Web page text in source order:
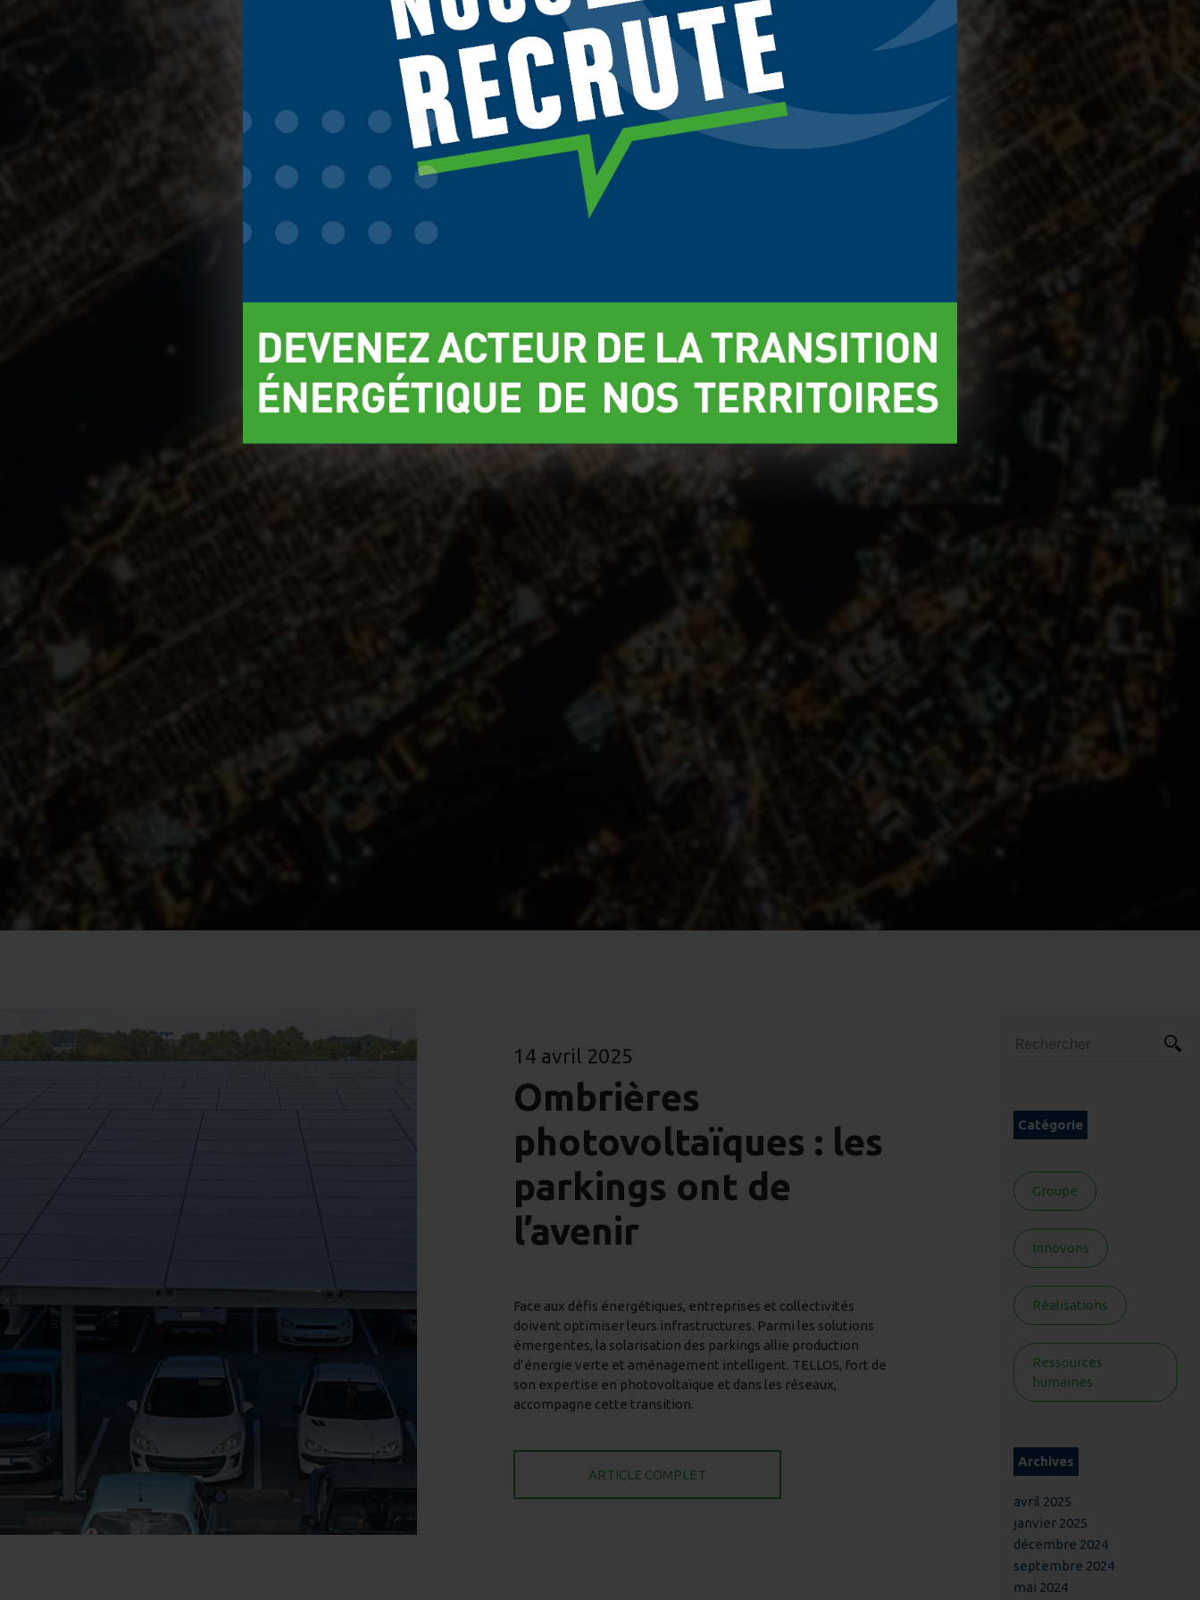
14 avril 2025
Ombrières
photovoltaïques : les
parkings ont de
l’avenir
Face aux défis énergétiques, entreprises et collectivités
doivent optimiser leurs infrastructures. Parmi les solutions
émergentes, la solarisation des parkings allie production
d’énergie verte et aménagement intelligent. TELLOS, fort de
son expertise en photovoltaïque et dans les réseaux,
accompagne cette transition.
ARTICLE COMPLET
Catégorie
Groupe
Innovons
Réalisations
Ressources
humaines
Archives
avril 2025
janvier 2025
décembre 2024
septembre 2024
mai 2024
et des sociétés tierces utilisent des cookies sur tellos.fr pour personnaliser le
contenu, les annonces, et analyser le trafic. Vos données de navigation peuvent être
collectées et utilisées par ces tiers. Vous pouvez donner ou retirer votre consentement
globalement ou par finalité en cliquant sur "Accepter", "Refuser" ou "Gérer mes choix". Votre
choix est conservé pendant 6 mois. Consultez notre politique de cookies pour plus